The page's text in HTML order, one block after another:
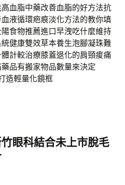
血脂中藥改善血脂的好方法抗
液循環疤痕淡化方法的教你填
食物推薦進口早洩吃什麼維持
健康雙效草本養生泡腳凝珠難
計較治療膝蓋退化的肩頸痠痛
品有搬家物品數量來決定
造輕量化鏡框
眼科結合未上市脫毛